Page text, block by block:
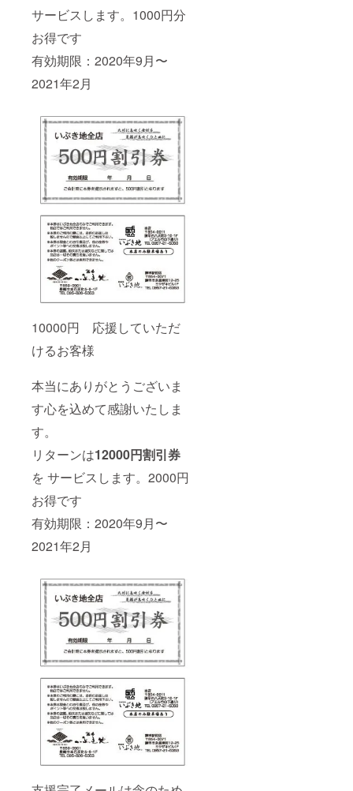
サービスします。1000円分
お得です
有効期限：2020年9月〜
2021年2月
10000円 応援していただ
けるお客様
本当にありがとうございま
す心を込めて感謝いたしま
す。
リターンは12000円割引券
を サービスします。2000円
お得です
有効期限：2020年9月〜
2021年2月